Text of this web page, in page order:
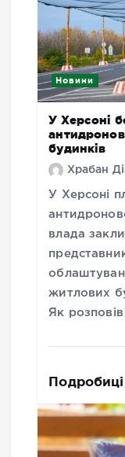
Новини
У Херсоні
будинків
Храбан
У Херсоні
влада
житлових
Як
Подробиці